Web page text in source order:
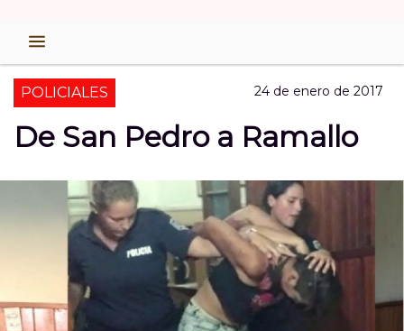
POLICIALES 24 de enero de 2017
De San Pedro a Ramallo